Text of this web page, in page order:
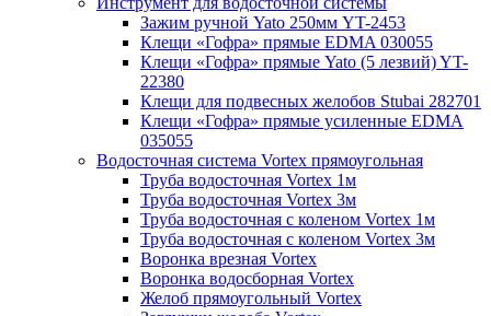
Зажим ручной Yato 250мм YT-2453
Клещи «Гофра» прямые EDMA 030055
Клещи «Гофра» прямые Yato (5 лезвий) YT-
22380
Клещи для подвесных желобов Stubai 282701
Клещи «Гофра» прямые усиленные EDMA
035055
Водосточная система Vortex прямоугольная
Труба водосточная Vortex 1м
Труба водосточная Vortex 3м
Труба водосточная с коленом Vortex 1м
Труба водосточная с коленом Vortex 3м
Воронка врезная Vortex
Воронка водосборная Vortex
Желоб прямоугольный Vortex